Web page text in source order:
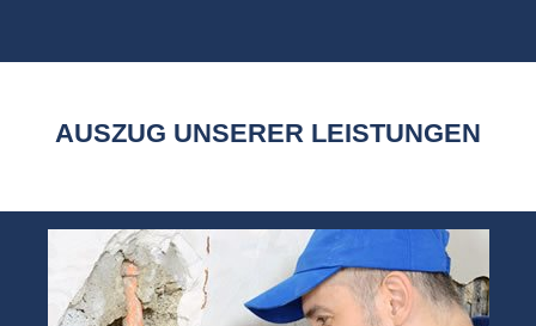
AUSZUG UNSERER LEISTUNGEN